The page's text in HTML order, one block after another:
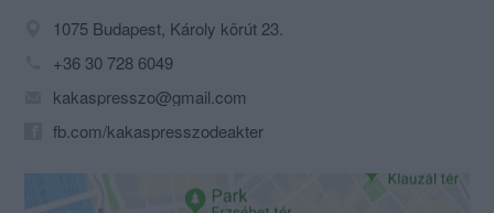
1075 Budapest, Károly körút 23.
+36 30 728 6049
kakaspresszo@gmail.com
fb.com/kakaspresszodeakter